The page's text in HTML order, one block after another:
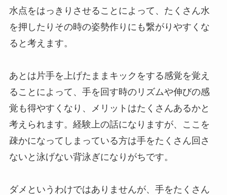
水点をはっきりさせることによって、たくさん水
を押したりその時の姿勢作りにも繋がりやすくな
ると考えます。
あとは片手を上げたままキックをする感覚を覚え
ることによって、手を回す時のリズムや伸びの感
覚も得やすくなり、メリットはたくさんあるかと
考えられます。経験上の話になりますが、ここを
疎かになってしまっている方は手をたくさん回さ
ないと泳げない背泳ぎになりがちです。
ダメというわけではありませんが、手をたくさん